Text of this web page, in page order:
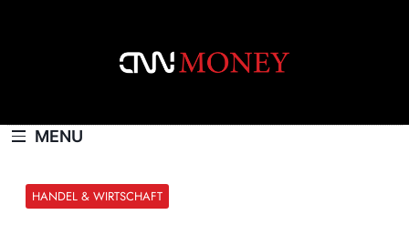
MENU
HANDEL & WIRTSCHAFT